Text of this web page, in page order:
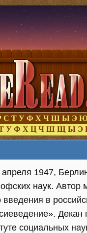
С Т У Ф Х Ч Ш Ы Э
У Ф Х Ц Ч Ш Щ Ы Э
1947,
наук. Автор
введения в
Декан
социальных